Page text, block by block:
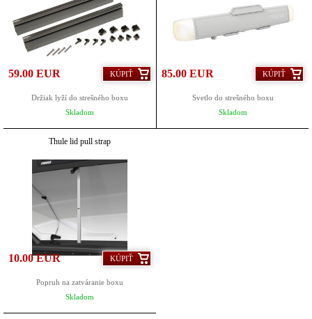
59.00 EUR KÚPIŤ
Držiak lyží do strešného boxu
Skladom
85.00 EUR KÚPIŤ
Svetlo do strešného boxu
Skladom
Thule lid pull strap
10.00 EUR KÚPIŤ
Popruh na zatváranie boxu
Skladom